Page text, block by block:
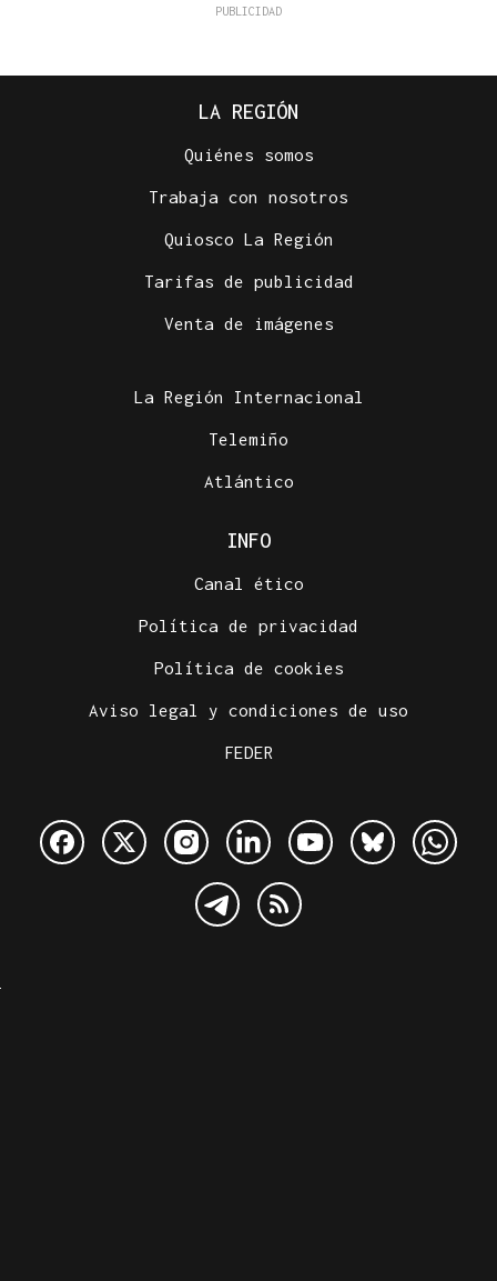
LA REGIÓN
Quiénes somos
Trabaja con nosotros
Quiosco La Región
Tarifas de publicidad
Venta de imágenes
La Región Internacional
Telemiño
Atlántico
INFO
Canal ético
Política de privacidad
Política de cookies
Aviso legal y condiciones de uso
FEDER